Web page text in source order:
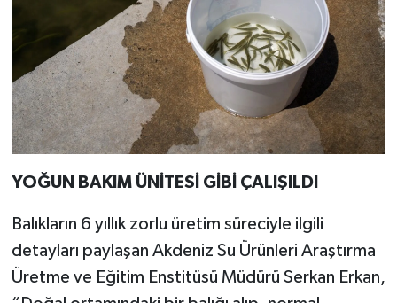
YOĞUN BAKIM ÜNİTESİ GİBİ ÇALIŞILDI
Balıkların 6 yıllık zorlu üretim süreciyle ilgili
detayları paylaşan Akdeniz Su Ürünleri Araştırma
Üretme ve Eğitim Enstitüsü Müdürü Serkan Erkan,